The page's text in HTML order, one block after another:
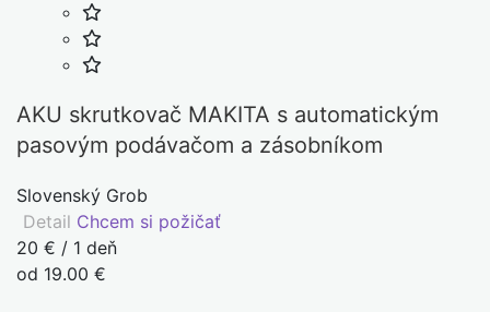
AKU skrutkovač MAKITA s automatickým
pasovým podávačom a zásobníkom
Slovenský Grob
Detail Chcem si požičať
20 € / 1 deň
od 19.00 €